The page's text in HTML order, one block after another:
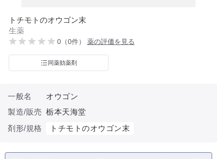
トチモトのオウゴン末
生薬
0（0件） 薬の評価を見る
同薬効薬剤
一般名
オウゴン
製造/販売 栃本天海堂
剤形/規格
トチモトのオウゴン末